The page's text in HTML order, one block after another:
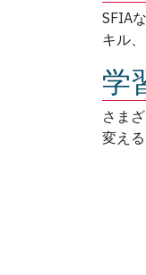
SFIA
キル
学
さま
変える